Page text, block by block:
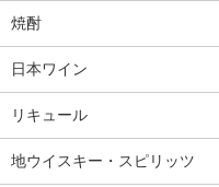
焼酎
日本ワイン
リキュール
地ウイスキー・スピリッツ